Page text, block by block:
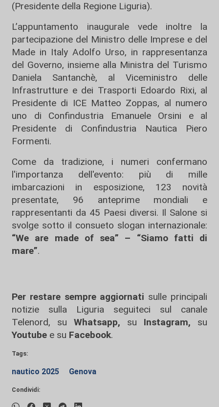
(Presidente della Regione Liguria).
L’appuntamento inaugurale vede inoltre la
partecipazione del Ministro delle Imprese e del
Made in Italy Adolfo Urso, in rappresentanza
del Governo, insieme alla Ministra del Turismo
Daniela Santanchè, al Viceministro delle
Infrastrutture e dei Trasporti Edoardo Rixi, al
Presidente di ICE Matteo Zoppas, al numero
uno di Confindustria Emanuele Orsini e al
Presidente di Confindustria Nautica Piero
Formenti.
Come da tradizione, i numeri confermano
l'importanza dell'evento: più di mille
imbarcazioni in esposizione, 123 novità
presentate, 96 anteprime mondiali e
rappresentanti da 45 Paesi diversi. Il Salone si
svolge sotto il consueto slogan internazionale:
“We are made of sea” – “Siamo fatti di
mare”.
Per restare sempre aggiornati sulle principali
notizie sulla Liguria seguiteci sul canale
Telenord, su
Whatsapp, su Instagram, su
Youtube e su Facebook.
Tags:
nautico 2025 Genova
Condividi: